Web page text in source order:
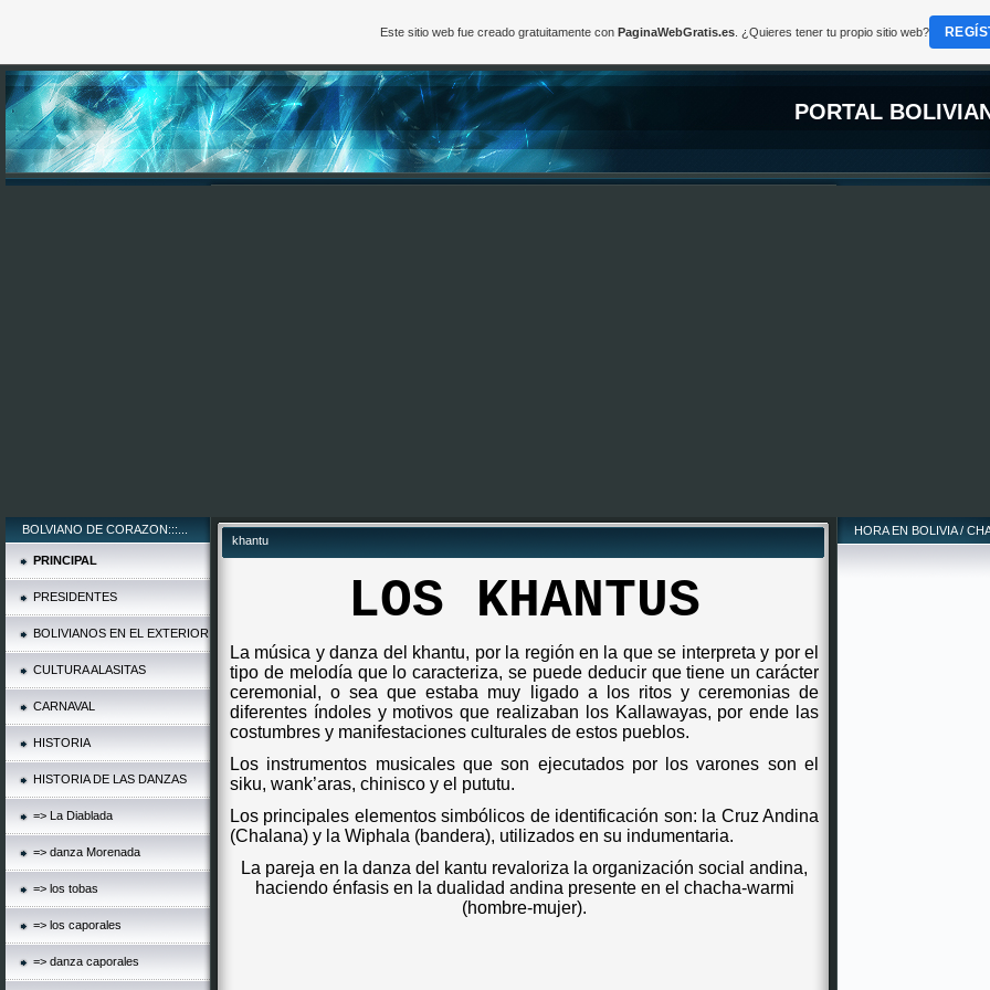
PORTAL
BOLVIANO DE CORAZON:::...
PRINCIPAL
PRESIDENTES
BOLIVIANOS EN EL EXTERIOR
CULTURA ALASITAS
CARNAVAL
HISTORIA
HISTORIA DE LAS DANZAS
=> La Diablada
=> danza Morenada
=> los tobas
=> los caporales
=> danza caporales
khantu
LOS KHANTUS
La música y danza del khantu, por la región en la que se interpreta y por el
tipo de melodía que lo caracteriza, se puede deducir que tiene un carácter
ceremonial, o sea que estaba muy ligado a los ritos y ceremonias de
diferentes índoles y motivos que realizaban los Kallawayas, por ende las
costumbres y manifestaciones culturales de estos pueblos.
Los instrumentos musicales que son ejecutados por los varones son el
siku, wank’aras, chinisco y el pututu.
Los principales elementos simbólicos de identificación son: la Cruz Andina
(Chalana) y la Wiphala (bandera), utilizados en su indumentaria.
La pareja en la danza del kantu revaloriza la organización social andina,
haciendo énfasis en la dualidad andina presente en el chacha-warmi
(hombre-mujer).
HORA EN BOLIVIA /
Este sitio web fue creado gratuitamente con PaginaWebGratis.es. ¿Quieres tener tu propio sitio web?